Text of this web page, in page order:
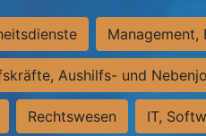
Management,
Aushilfs- und
Rechtswesen IT,